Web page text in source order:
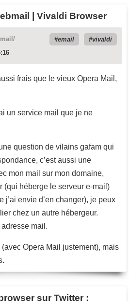
| Vivaldi Browser
email
vivaldi
frais que le vieux Opera Mail,
un service mail que je ne
question de vilains gafam qui
c’est aussi une
mon mail sur mon domaine,
(qui héberge le serveur e-mail)
j’ai envie d’en changer), je peux
chez un autre hébergeur.
mail.
(avec Opera Mail justement), mais
sur Twitter :